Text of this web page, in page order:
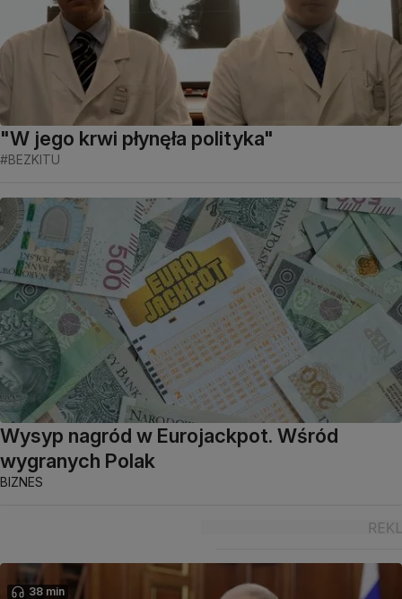
"W jego krwi płynęła polityka"
#BEZKITU
Wysyp nagród w Eurojackpot. Wśród
wygranych Polak
BIZNES
38 min